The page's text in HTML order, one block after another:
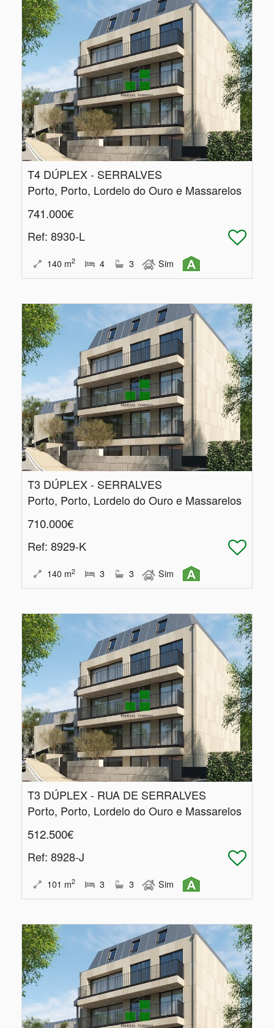
T4 DÚPLEX - SERRALVES
Porto, Porto, Lordelo do Ouro e Massarelos
741.000€
Ref: 8930-L
140 m2 4 3 Sim
T3 DÚPLEX - SERRALVES
Porto, Porto, Lordelo do Ouro e Massarelos
710.000€
Ref: 8929-K
140 m2 3 3 Sim
T3 DÚPLEX - RUA DE SERRALVES
Porto, Porto, Lordelo do Ouro e Massarelos
512.500€
Ref: 8928-J
101 m2 3 3 Sim